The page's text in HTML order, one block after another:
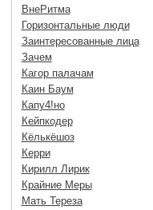
ВнеРитма
Горизонтальные люди
Заинтересованные лица
Зачем
Кагор палачам
Каин Баум
Капу4!но
Кейпкодер
Кёлькёшоз
Керри
Кирилл Лирик
Крайние Меры
Мать Тереза